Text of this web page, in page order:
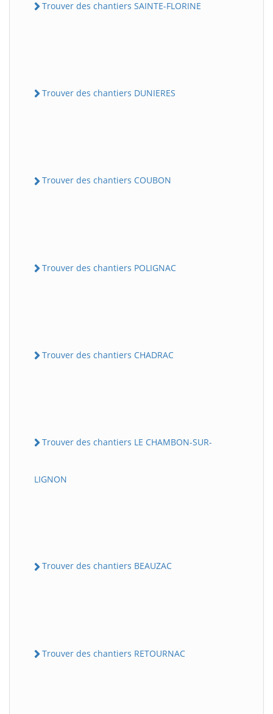
Trouver des chantiers SAINTE-FLORINE
Trouver des chantiers DUNIERES
Trouver des chantiers COUBON
Trouver des chantiers POLIGNAC
Trouver des chantiers CHADRAC
Trouver des chantiers LE CHAMBON-SUR-
LIGNON
Trouver des chantiers BEAUZAC
Trouver des chantiers RETOURNAC